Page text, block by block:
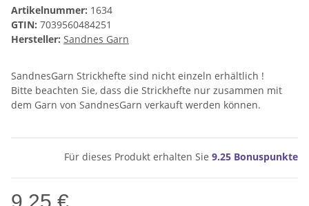
Artikelnummer: 1634
GTIN: 7039560484251
Hersteller: Sandnes Garn
SandnesGarn Strickhefte sind nicht einzeln erhältlich !
Bitte beachten Sie, dass die Strickhefte nur zusammen mit
dem Garn von SandnesGarn verkauft werden können.
Für dieses Produkt erhalten Sie 9.25 Bonuspunkte